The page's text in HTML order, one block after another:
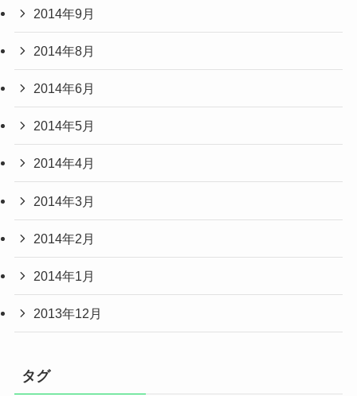
2014年9月
2014年8月
2014年6月
2014年5月
2014年4月
2014年3月
2014年2月
2014年1月
2013年12月
タグ